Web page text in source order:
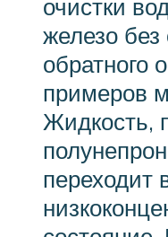
очистки
железо без
обратного
примеров
Жидкость,
переходит